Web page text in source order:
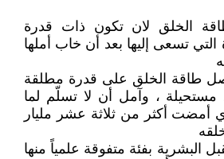
الخلق لان تكون ذات قدرة
تسعى إليها بعد أن خاب أملها
تحصل طاقة الخلق على قدرة مطلقة
، وآمل أن لا تسلّم لما
أمضت أكثر من ثلاثة عشر مليار
البشرية بفئة متفوقة علمياً منها